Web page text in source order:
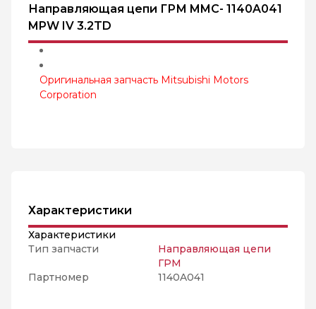
Направляющая цепи ГРМ MMC- 1140A041
MPW IV 3.2TD
Оригинальная запчасть Mitsubishi Motors
Corporation
Характеристики
Характеристики
Тип запчасти
Направляющая цепи
ГРМ
Партномер
1140A041